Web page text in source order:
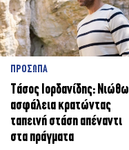
ΠΡΟΣΩΠΑ
Tάσος Ιορδανίδης: Νιώθω
ασφάλεια κρατώντας
ταπεινή στάση απέναντι
στα πράγματα